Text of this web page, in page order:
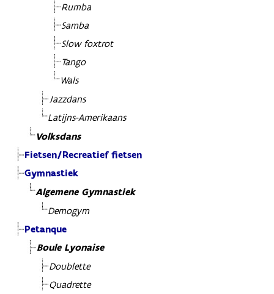
Rumba
Samba
Slow foxtrot
Tango
Wals
Jazzdans
Latijns-Amerikaans
Volksdans
Fietsen/Recreatief fietsen
Gymnastiek
Algemene Gymnastiek
Demogym
Petanque
Boule Lyonaise
Doublette
Quadrette